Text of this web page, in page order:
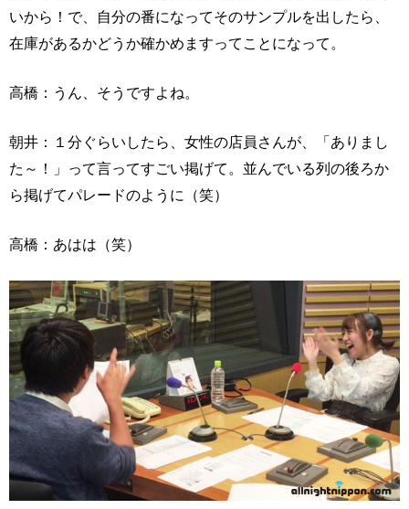
いから！で、自分の番になってそのサンプルを出したら、
在庫があるかどうか確かめますってことになって。
高橋：うん、そうですよね。
朝井：１分ぐらいしたら、女性の店員さんが、「ありまし
た～！」って言ってすごい掲げて。並んでいる列の後ろか
ら掲げてパレードのように（笑）
高橋：あはは（笑）